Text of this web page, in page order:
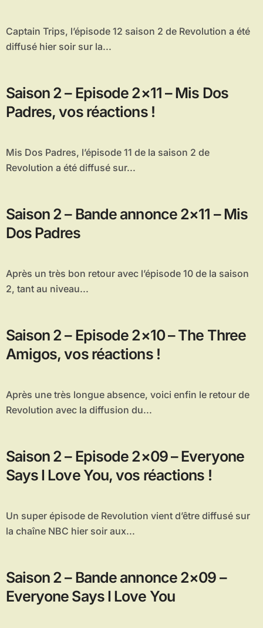
Captain Trips, l’épisode 12 saison 2 de Revolution a été
diffusé hier soir sur la...
Saison 2 – Episode 2×11 – Mis Dos
Padres, vos réactions !
Mis Dos Padres, l’épisode 11 de la saison 2 de
Revolution a été diffusé sur...
Saison 2 – Bande annonce 2×11 – Mis
Dos Padres
Après un très bon retour avec l’épisode 10 de la saison
2, tant au niveau...
Saison 2 – Episode 2×10 – The Three
Amigos, vos réactions !
Après une très longue absence, voici enfin le retour de
Revolution avec la diffusion du...
Saison 2 – Episode 2×09 – Everyone
Says I Love You, vos réactions !
Un super épisode de Revolution vient d’être diffusé sur
la chaîne NBC hier soir aux...
Saison 2 – Bande annonce 2×09 –
Everyone Says I Love You